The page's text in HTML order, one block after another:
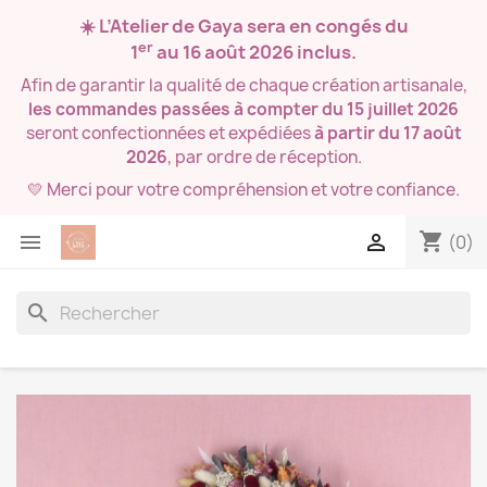
☀️ L’Atelier de Gaya sera en congés du
1erau 16 août 2026inclus.
Afin de garantir la qualité de chaque création artisanale,
les commandes passées à compter du 15 juillet 2026
seront confectionnées et expédiéesà partir du 17 août
2026, par ordre de réception.
💛 Merci pour votre compréhension et votre confiance.
 shopping_cart (0)

search